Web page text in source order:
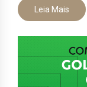
Leia Mais